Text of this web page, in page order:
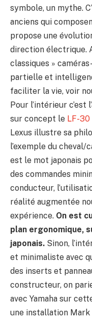
symbole, un mythe.
anciens qui
propose une
direction électrique.
classiques »
partielle et
faciliter la vie, voir
Pour l’intérieur c’est
sur concept le LF-30
Lexus illustre sa
l’exemple du cheval/
est le mot japonais
des commandes
conducteur,
réalité augmentée
expérience. On est
plan ergonomique,
japonais. Sinon,
et minimaliste avec
des inserts et
constructeur, on
avec Yamaha sur
une installation Mark